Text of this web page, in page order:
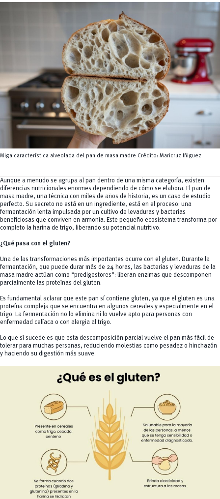
Miga característica alveolada del pan de masa madre Crédito: Maricruz Iñiguez
Aunque a menudo se agrupa al pan dentro de una misma categoría, existen
diferencias nutricionales enormes dependiendo de cómo se elabora. El pan de
masa madre, una técnica con miles de años de historia, es un caso de estudio
perfecto. Su secreto no está en un ingrediente, está en el proceso: una
fermentación lenta impulsada por un cultivo de levaduras y bacterias
beneficiosas que conviven en armonía. Este pequeño ecosistema transforma por
completo la harina de trigo, liberando su potencial nutritivo.
¿Qué pasa con el gluten?
Una de las transformaciones más importantes ocurre con el gluten. Durante la
fermentación, que puede durar más de 24 horas, las bacterias y levaduras de la
masa madre actúan como “predigestores”: liberan enzimas que descomponen
parcialmente las proteínas del gluten.
Es fundamental aclarar que este pan sí contiene gluten, ya que el gluten es una
proteína compleja que se encuentra en algunos cereales y especialmente en el
trigo. La fermentación no lo elimina ni lo vuelve apto para personas con
enfermedad celíaca o con alergia al trigo.
Lo que sí sucede es que esta descomposición parcial vuelve el pan más fácil de
tolerar para muchas personas, reduciendo molestias como pesadez o hinchazón
y haciendo su digestión más suave.